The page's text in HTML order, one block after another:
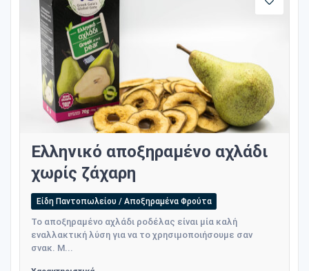
Ελληνικό αποξηραμένο αχλάδι
χωρίς ζάχαρη
Είδη Παντοπωλείου / Αποξηραμένα Φρούτα
To αποξηραμένο αχλάδι ροδέλας είναι μία καλή
εναλλακτική λύση για να το χρησιμοποιήσουμε σαν
σνακ. Μ...